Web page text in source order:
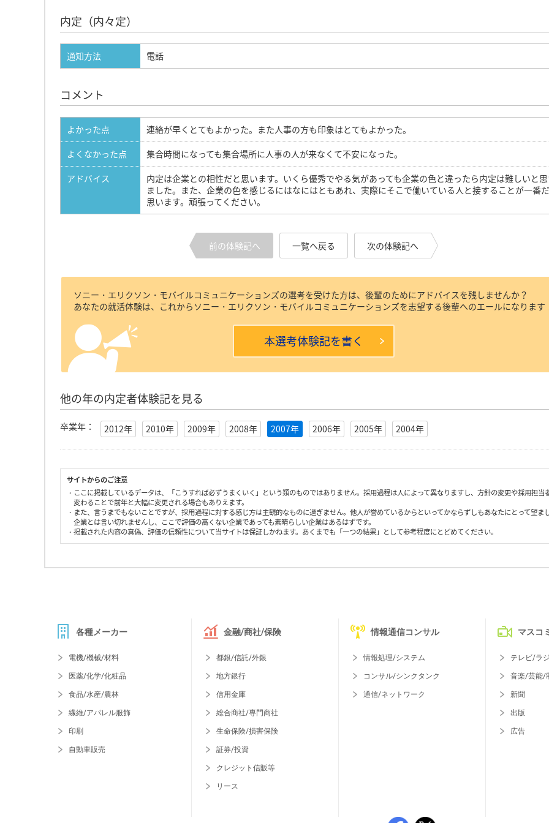
内定（内々定）
通知方法 電話
コメント
よかった点
連絡が早くとてもよかった。また人事の方も印象はとてもよかった。
よくなかった点
集合時間になっても集合場所に人事の人が来なくて不安になった。
アドバイス
内定は企業との相性だと思います。いくら優秀でやる気があっても企業の色と違ったら内定は難しいと
ました。また、企業の色を感じるにはなにはともあれ、実際にそこで働いている人と接することが一番
思います。頑張ってください。
前の体験記へ 一覧へ戻る 次の体験記へ
ソニー・エリクソン・モバイルコミュニケーションズの選考を受けた方は、後輩のためにアドバイスを残しませんか？
あなたの就活体験は、これからソニー・エリクソン・モバイルコミュニケーションズを志望する後輩へのエールになります
本選考体験記を書く
他の年の内定者体験記を見る
卒業年： 2012年 2010年 2009年 2008年 2007年 2006年 2005年 2004年
サイトからのご注意
・ここに掲載しているデータは、「こうすれば必ずうまくいく」という類のものではありません。採用過程は人によって異なりますし、方針の変更や採用担当
変わることで前年と大幅に変更される場合もありえます。
・また、言うまでもないことですが、採用過程に対する感じ方は主観的なものに過ぎません。他人が誉めているからといってかならずしもあなたにとって望ま
企業とは言い切れませんし、ここで評価の高くない企業であっても素晴らしい企業はあるはずです。
・掲載された内容の真偽、評価の信頼性について当サイトは保証しかねます。あくまでも「一つの結果」として参考程度にとどめてください。
各種メーカー
電機/機械/材料
医薬/化学/化粧品
食品/水産/農林
繊維/アパレル服飾
印刷
自動車販売
金融/商社/保険
都銀/信託/外銀
地方銀行
信用金庫
総合商社/専門商社
生命保険/損害保険
証券/投資
クレジット信販等
リース
情報通信コンサル
情報処理/システム
コンサル/シンクタンク
通信/ネットワーク
マスコ
テレビ/ラ
音楽/芸能/
新聞
出版
広告